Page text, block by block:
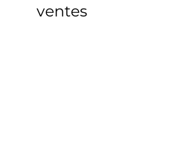
ventes